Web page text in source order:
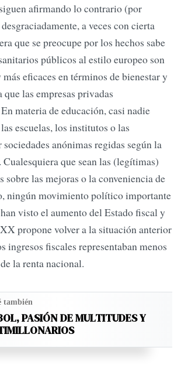
afirmando lo contrario (por
a veces con cierta
que se preocupe por los hechos sabe
públicos al estilo europeo son
eficaces en términos de bienestar y
que las empresas privadas
materia de educación, casi nadie
escuelas, los institutos o las
anónimas regidas según la
que sean las (legítimas)
sobre las mejoras o la conveniencia de
ningún movimiento político importante
visto el aumento del Estado fiscal y
propone volver a la situación anterior
ingresos fiscales representaban menos
la renta nacional.
también
PASIÓN DE MULTITUDES Y